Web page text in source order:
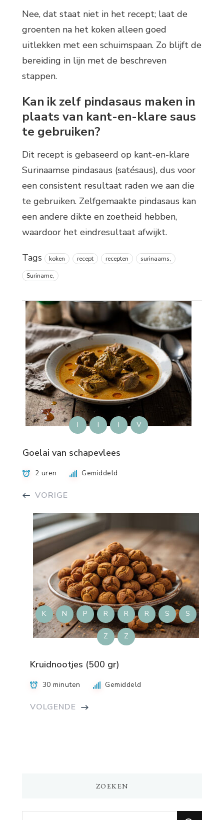
Nee, dat staat niet in het recept; laat de
groenten na het koken alleen goed
uitlekken met een schuimspaan. Zo blijft de
bereiding in lijn met de beschreven
stappen.
Kan ik zelf pindasaus maken in
plaats van kant-en-klare saus
te gebruiken?
Dit recept is gebaseerd op kant-en-klare
Surinaamse pindasaus (satésaus), dus voor
een consistent resultaat raden we aan die
te gebruiken. Zelfgemaakte pindasaus kan
een andere dikte en zoetheid hebben,
waardoor het eindresultaat afwijkt.
Tags koken recept recepten surinaams,
Suriname,
I I I V
Goelai van schapevlees
2 uren Gemiddeld
VORIGE
K N P R R R S S
Z Z
Kruidnootjes (500 gr)
30 minuten Gemiddeld
VOLGENDE
ZOEKEN